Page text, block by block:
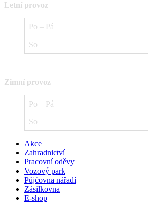
Letní provoz
Po – Pá
So
Zimní provoz
Po – Pá
So
Akce
Zahradnictví
Pracovní oděvy
Vozový park
Půjčovna nářadí
Zásilkovna
E-shop